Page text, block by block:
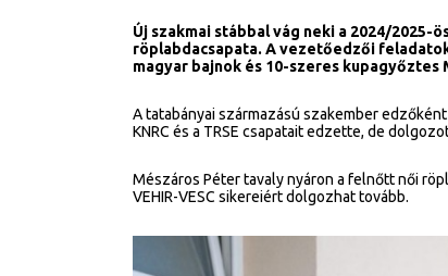
Új szakmai stábbal vág neki a 2024/2025-
röplabdacsapata. A vezetőedzői
magyar bajnok és 10-szeres kupagyőztes
A tatabányai származású szakember
KNRC és a TRSE csapatait edzette, de
Mészáros Péter tavaly nyáron a felnőtt női
VEHIR-VESC sikereiért dolgozhat tovább.